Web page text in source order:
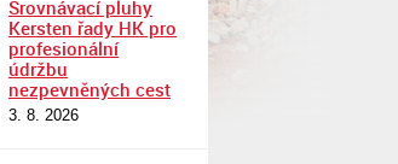
Srovnávací pluhy
Kersten řady HK pro
profesionální
údržbu
nezpevněných cest
3. 8. 2026